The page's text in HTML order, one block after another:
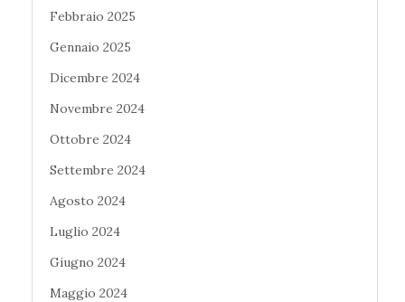
Febbraio 2025
Gennaio 2025
Dicembre 2024
Novembre 2024
Ottobre 2024
Settembre 2024
Agosto 2024
Luglio 2024
Giugno 2024
Maggio 2024